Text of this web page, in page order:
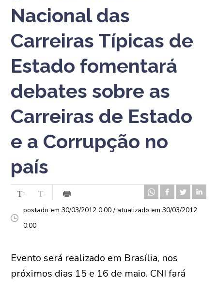
Nacional das
Carreiras Típicas de
Estado fomentará
debates sobre as
Carreiras de Estado
e a Corrupção no
país
postado em 30/03/2012 0:00 / atualizado em 30/03/2012
0:00
Evento será realizado em Brasília, nos
próximos dias 15 e 16 de maio. CNI fará